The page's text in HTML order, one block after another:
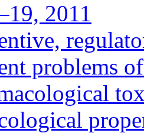
2011
problems